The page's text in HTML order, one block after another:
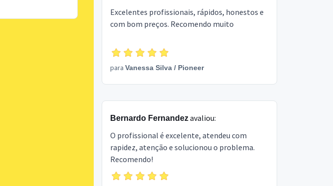
Excelentes profissionais, rápidos, honestos e
com bom preços. Recomendo muito
para Vanessa Silva / Pioneer
Bernardo Fernandezavaliou:
O profissional é excelente, atendeu com
rapidez, atenção e solucionou o problema.
Recomendo!